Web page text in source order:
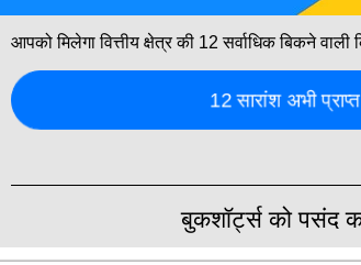
आपको मिलेगा वित्तीय क्षेत्र की 12 सर्वाधिक बिकने वाली
12 सारांश अभी
बुकशॉर्ट्स को पसंद